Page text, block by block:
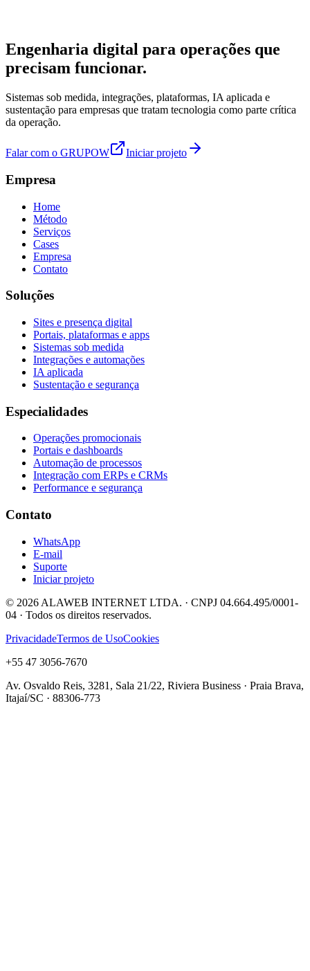
Engenharia digital para operações que
precisam funcionar.
Sistemas sob medida, integrações, plataformas, IA aplicada e
sustentação para empresas que tratam tecnologia como parte crítica
da operação.
Falar com o GRUPOW Iniciar projeto
Empresa
Home
Método
Serviços
Cases
Empresa
Contato
Soluções
Sites e presença digital
Portais, plataformas e apps
Sistemas sob medida
Integrações e automações
IA aplicada
Sustentação e segurança
Especialidades
Operações promocionais
Portais e dashboards
Automação de processos
Integração com ERPs e CRMs
Performance e segurança
Contato
WhatsApp
E-mail
Suporte
Iniciar projeto
© 2026 ALAWEB INTERNET LTDA. · CNPJ 04.664.495/0001-
04 · Todos os direitos reservados.
PrivacidadeTermos de UsoCookies
+55 47 3056-7670
Av. Osvaldo Reis, 3281, Sala 21/22, Riviera Business · Praia Brava,
Itajaí/SC · 88306-773